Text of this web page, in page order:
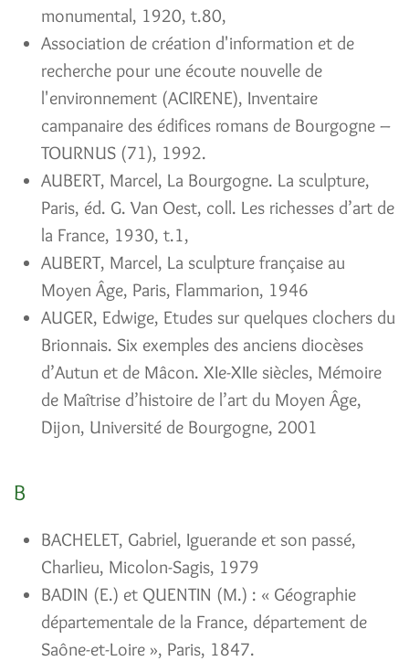
monumental, 1920, t.80,
Association de création d'information et de
recherche pour une écoute nouvelle de
l'environnement (ACIRENE), Inventaire
campanaire des édifices romans de Bourgogne –
TOURNUS (71), 1992.
AUBERT, Marcel, La Bourgogne. La sculpture,
Paris, éd. G. Van Oest, coll. Les richesses d’art de
la France, 1930, t.1,
AUBERT, Marcel, La sculpture française au
Moyen Âge, Paris, Flammarion, 1946
AUGER, Edwige, Etudes sur quelques clochers du
Brionnais. Six exemples des anciens diocèses
d’Autun et de Mâcon. XIe-XIIe siècles, Mémoire
de Maîtrise d’histoire de l’art du Moyen Âge,
Dijon, Université de Bourgogne, 2001
B
BACHELET, Gabriel, Iguerande et son passé,
Charlieu, Micolon-Sagis, 1979
BADIN (E.) et QUENTIN (M.) : « Géographie
départementale de la France, département de
Saône-et-Loire », Paris, 1847.